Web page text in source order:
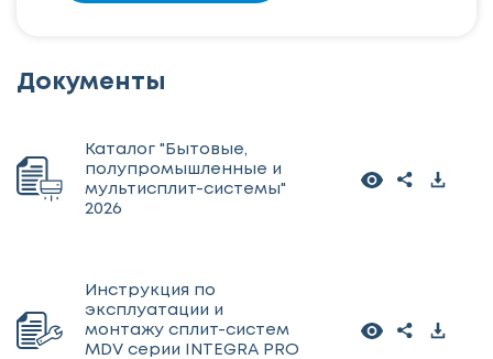
Документы
Каталог "Бытовые,
полупромышленные и
мультисплит-системы"
2026
Инструкция по
эксплуатации и
монтажу сплит-систем
MDV серии INTEGRA PRO